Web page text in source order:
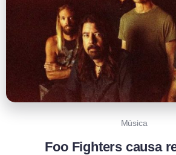
Música
Foo Fighters causa